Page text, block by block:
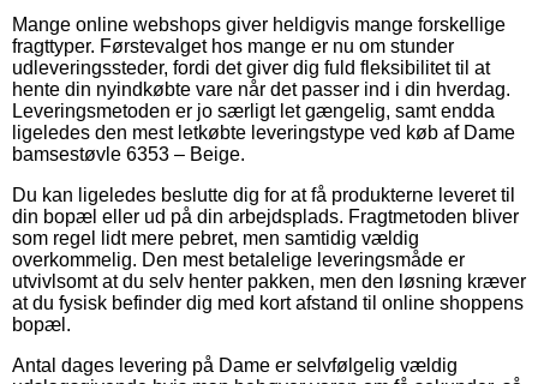
Mange online webshops giver heldigvis mange forskellige
fragttyper. Førstevalget hos mange er nu om stunder
udleveringssteder, fordi det giver dig fuld fleksibilitet til at
hente din nyindkøbte vare når det passer ind i din hverdag.
Leveringsmetoden er jo særligt let gængelig, samt endda
ligeledes den mest letkøbte leveringstype ved køb af Dame
bamsestøvle 6353 – Beige.
Du kan ligeledes beslutte dig for at få produkterne leveret til
din bopæl eller ud på din arbejdsplads. Fragtmetoden bliver
som regel lidt mere pebret, men samtidig vældig
overkommelig. Den mest betalelige leveringsmåde er
utvivlsomt at du selv henter pakken, men den løsning kræver
at du fysisk befinder dig med kort afstand til online shoppens
bopæl.
Antal dages levering på Dame er selvfølgelig vældig